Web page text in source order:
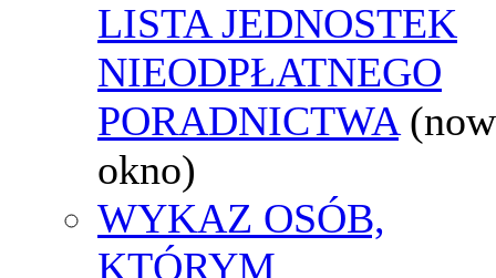
LISTA JEDNOSTEK
NIEODPŁATNEGO
PORADNICTWA
okno)
WYKAZ OSÓB,
KTÓRYM